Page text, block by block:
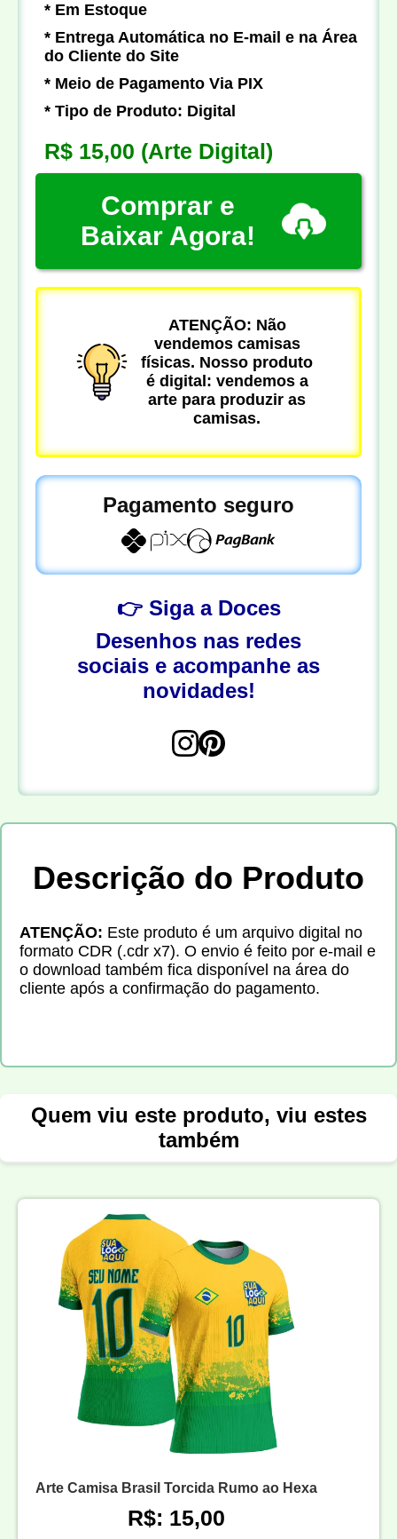
* Em Estoque
* Entrega Automática no E-mail e na Área
do Cliente do Site
* Meio de Pagamento Via PIX
* Tipo de Produto: Digital
R$ 15,00 (Arte Digital)
Comprar e
Baixar Agora!
ATENÇÃO: Não
vendemos camisas
físicas. Nosso produto
é digital: vendemos a
arte para produzir as
camisas.
Pagamento seguro
👉 Siga a Doces
Desenhos nas redes
sociais e acompanhe as
novidades!
Descrição do Produto
ATENÇÃO: Este produto é um arquivo digital no
formato CDR (.cdr x7). O envio é feito por e-mail e
o download também fica disponível na área do
cliente após a confirmação do pagamento.
Quem viu este produto, viu estes
também
Arte Camisa Brasil Torcida Rumo ao Hexa
R$: 15,00